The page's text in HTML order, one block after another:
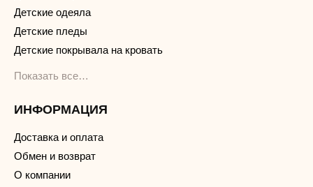
Детские одеяла
Детские пледы
Детские покрывала на кровать
Показать все…
ИНФОРМАЦИЯ
Доставка и оплата
Обмен и возврат
О компании